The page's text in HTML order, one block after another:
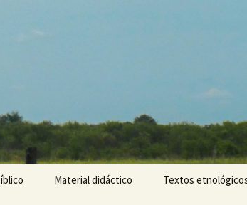
Material didáctico Textos